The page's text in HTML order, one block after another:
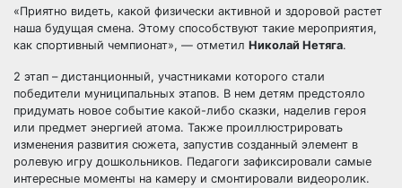
«Приятно видеть, какой физически активной и здоровой растет
наша будущая смена. Этому способствуют такие мероприятия,
как спортивный чемпионат», — отметил Николай Нетяга.
2 этап – дистанционный, участниками которого стали
победители муниципальных этапов. В нем детям предстояло
придумать новое событие какой-либо сказки, наделив героя
или предмет энергией атома. Также проиллюстрировать
изменения развития сюжета, запустив созданный элемент в
ролевую игру дошкольников. Педагоги зафиксировали самые
интересные моменты на камеру и смонтировали видеоролик.